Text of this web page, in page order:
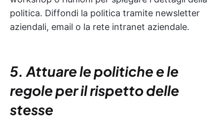
politica. Diffondi la politica tramite newsletter
aziendali, email o la rete intranet aziendale.
5. Attuare le politiche e le
regole per il rispetto delle
stesse